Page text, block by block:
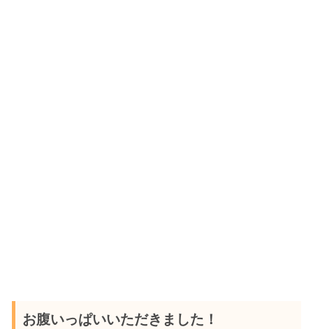
お腹いっぱいいただきました！